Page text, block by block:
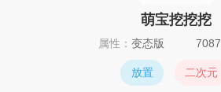
萌宝挖挖挖
属性： 变态版 7087
放置 二次元